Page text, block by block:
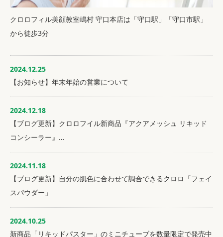
クロロフィル美顔教室嶋村 守口本店は「守口駅」「守口市駅」
から徒歩3分
2024.12.25
【お知らせ】年末年始の営業について
2024.12.18
【ブログ更新】クロロフイル新商品『アクアメッシュ リキッド
コンシーラー』…
2024.11.18
【ブログ更新】自分の肌色に合わせて調合できるクロロ「フェイ
スパウダー」
2024.10.25
新商品「リキッドパスター」のミニチューブを数量限定で発売中